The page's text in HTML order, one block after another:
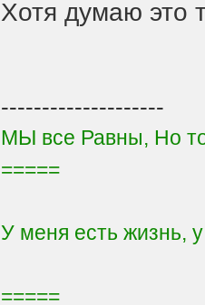
Хотя думаю это
--------------------
МЫ все Равны, Но
=====
У меня есть жизнь,
=====